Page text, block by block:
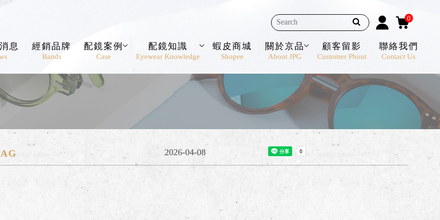
0
息 經銷品牌
Bands
配鏡案例
Case
配鏡知識
Eyewear Knowledge
蝦皮商城
Shopee
關於京品
About JPG
顧客留影
Customer Phout
聯絡我們
Contact Us
2026-04-08